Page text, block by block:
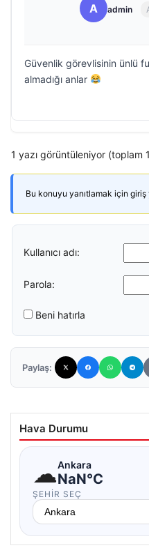
A admin
Güvenlik görevlisinin ünlü
almadığı anlar
1 yazı görüntüleniyor (toplam
Bu konuyu yanıtlamak için giriş
Kullanıcı adı:
Parola:
Beni hatırla
Paylaş:
Hava Durumu
☁Ankara
NaN°C
ŞEHIR SEÇ